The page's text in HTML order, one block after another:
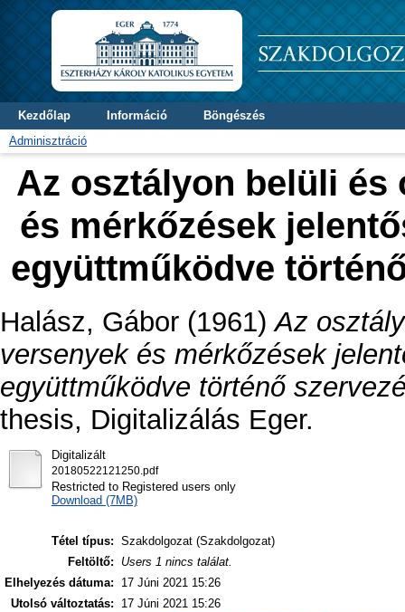
Kezdőlap Információ
Böngészés
Adminisztráció
Az osztályon belüli
és mérkőzések
együttműködve
Halász, Gábor (1961)Az
versenyek és mérkőzések
együttműködve történő
thesis, Digitalizálás Eger.
Digitalizált
20180522121250.pdf
Restricted to Registered users only
Download (7MB)
Tétel típus: Szakdolgozat (Szakdolgozat)
Feltöltő:
Users 1 nincs találat.
Elhelyezés dátuma:
17 Júni 2021 15:26
Utolsó változtatás:
17 Júni 2021 15:26